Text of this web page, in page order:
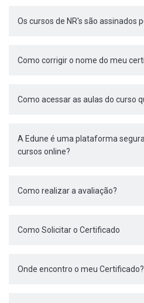
Os cursos de NR's são assinados
Como corrigir o nome do meu
Como acessar as aulas do curso
A Edune é uma plataforma
cursos online?
Como realizar a avaliação?
Como Solicitar o Certificado
Onde encontro o meu Certificado?